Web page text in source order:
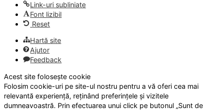
Link-uri subliniate
Font lizibil
Reset
Hartă site
Ajutor
Feedback
Acest site folosește cookie
Folosim cookie-uri pe site-ul nostru pentru a vă oferi cea mai
relevantă experiență, reținând preferințele și vizitele
dumneavoastră. Prin efectuarea unui click pe butonul „Sunt de